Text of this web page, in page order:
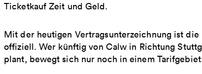
Ticketkauf Zeit und Geld.
Mit der heutigen Vertragsunterzeichnung ist
offiziell. Wer künftig von Calw in Richtung
plant, bewegt sich nur noch in einem